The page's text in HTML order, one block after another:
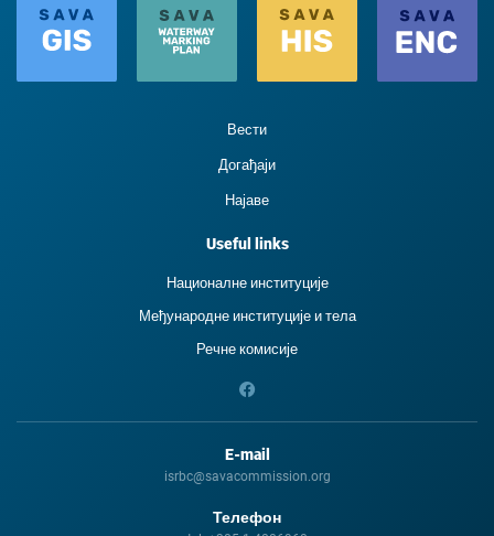
Вести
Догађаји
Најаве
Useful links
Националне институције
Међународне институције и тела
Речне комисије
E-mail
isrbc@savacommission.org
Телефон